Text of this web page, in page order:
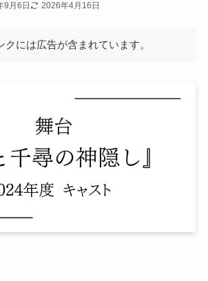
9月6日 2026年4月16日
クには広告が含まれています。